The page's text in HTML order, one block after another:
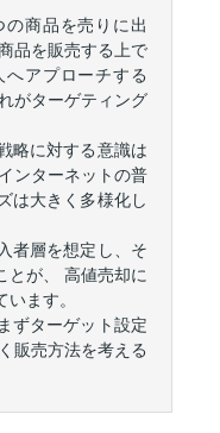
商品を売りに出
品を販売する上で
アプローチする
がターゲティング
略に対する意識は
ンターネットの普
は大きく多様化し
者層を想定し、そ
とが、 高値売却に
ます。
ずターゲット設定
販売方法を考える